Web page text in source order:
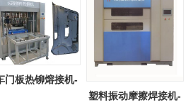
门板热铆熔接机-
塑料振动摩擦焊接机-